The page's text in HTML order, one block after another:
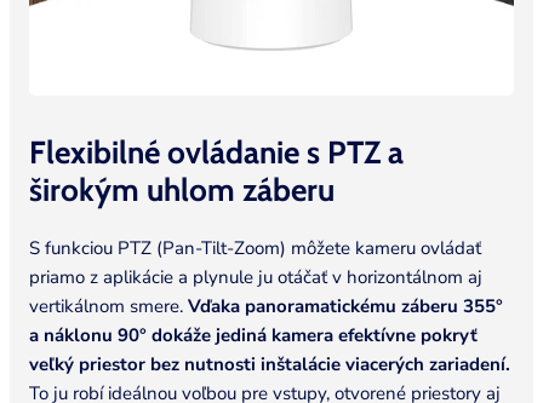
Flexibilné ovládanie s PTZ a
širokým uhlom záberu
S funkciou PTZ (Pan-Tilt-Zoom) môžete kameru ovládať
priamo z aplikácie a plynule ju otáčať v horizontálnom aj
vertikálnom smere. Vďaka panoramatickému záberu 355°
a náklonu 90° dokáže jediná kamera efektívne pokryť
veľký priestor bez nutnosti inštalácie viacerých zariadení.
To ju robí ideálnou voľbou pre vstupy, otvorené priestory aj